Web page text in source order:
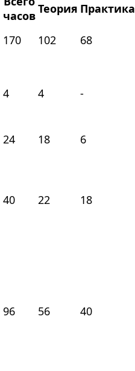
часовТеория Практика
170 102 68
4 4 -
24 18 6
40 22 18
96 56 40